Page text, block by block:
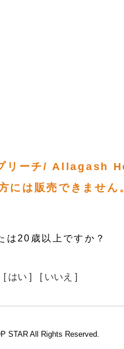
リーチ/ Allagash
には販売できません
は20歳以上ですか？
[ はい ] [ いいえ ]
STAR All Rights Reserved.